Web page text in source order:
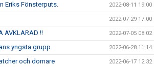
Eriks Fönsterputs. 2022-08-11 19:00
2022-07-29 17:00
AVKLARAD !! 2022-07-05 08:02
yngsta grupp 2022-06-28 11:14
och domare 2022-06-17 12:32